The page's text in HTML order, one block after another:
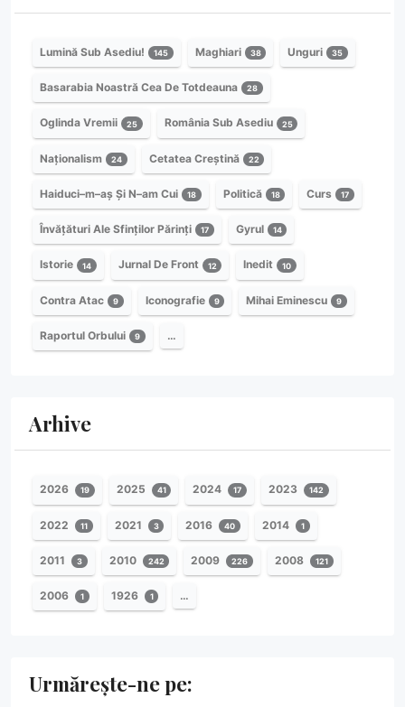
Lumină Sub Asediu! 145 Maghiari 38 Unguri 35
Basarabia Noastră Cea De Totdeauna 28
Oglinda Vremii 25 România Sub Asediu 25
Naționalism 24 Cetatea Creștină 22
Haiduci–m–aș Și N–am Cui 18 Politică 18 Curs 17
Învățături Ale Sfinților Părinți 17 Gyrul 14
Istorie 14 Jurnal De Front 12 Inedit 10
Contra Atac 9 Iconografie 9 Mihai Eminescu 9
Raportul Orbului 9 …
Arhive
2026 19 2025 41 2024 17 2023 142
2022 11 2021 3 2016 40 2014 1
2011 3 2010 242 2009 226 2008 121
2006 1 1926 1 …
Urmărește-ne pe: